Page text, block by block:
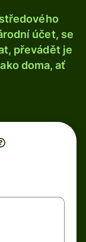
účet, se
převádět je
doma, ať